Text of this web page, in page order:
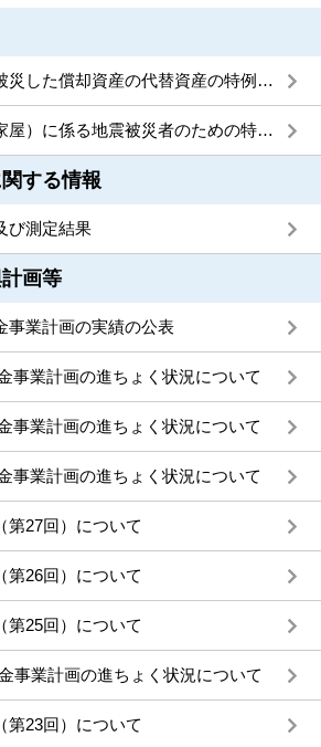
東日本大震災により被災した償却資産の代替資産の特例措置について
固定資産税（土地・家屋）に係る地震被災者のための特例措置について
する情報
び測定結果
画等
事業計画の実績の公表
事業計画の進ちょく状況について
事業計画の進ちょく状況について
事業計画の進ちょく状況について
第27回）について
第26回）について
第25回）について
事業計画の進ちょく状況について
第23回）について